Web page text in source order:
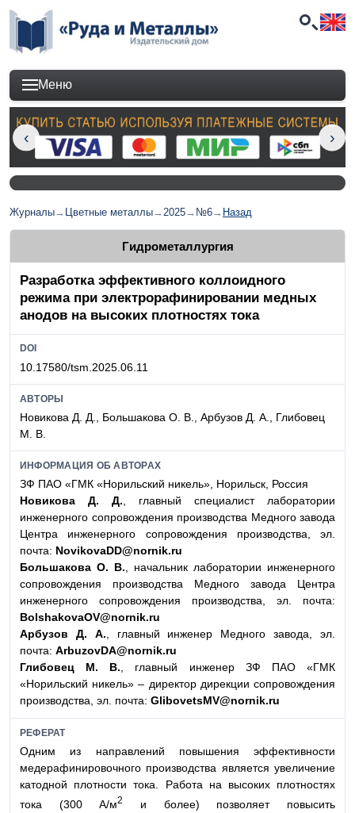
Меню
Журналы→ Цветные металлы→2025→ №6→ Назад
Гидрометаллургия
Разработка эффективного коллоидного
режима при электрорафинировании медных
анодов на высоких плотностях тока
DOI
10.17580/tsm.2025.06.11
АВТОРЫ
Новикова Д. Д., Большакова О. В., Арбузов Д. А., Глибовец
М. В.
ИНФОРМАЦИЯ ОБ АВТОРАХ
ЗФ ПАО «ГМК «Норильский никель», Норильск, Россия
Новикова Д. Д., главный специалист лаборатории
инженерного сопровождения производства Медного завода
Центра инженерного сопровождения производства, эл.
почта: NovikovaDD@nornik.ru
Большакова О. В., начальник лаборатории инженерного
сопровождения производства Медного завода Центра
инженерного сопровождения производства, эл. почта:
BolshakovaOV@nornik.ru
Арбузов Д. А., главный инженер Медного завода, эл.
почта: ArbuzovDA@nornik.ru
Глибовец М. В., главный инженер ЗФ ПАО «ГМК
«Норильский никель» – директор дирекции сопровождения
производства, эл. почта: GlibovetsMV@nornik.ru
РЕФЕРАТ
Одним из направлений повышения эффективности
медерафинировочного производства является увеличение
катодной плотности тока. Работа на высоких плотностях
тока (300 А/м2
и более) позволяет повысить